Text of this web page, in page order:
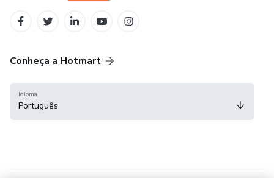
Conheça a Hotmart
Idioma
Português